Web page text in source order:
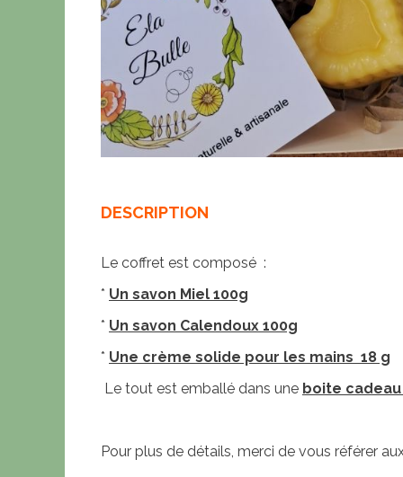
DESCRIPTION
Le coffret est composé :
* Un savon Miel 100g
* Un savon Calendoux 100g
* Une crème solide pour les mains 18 g
Le tout est emballé dans une boite
Pour plus de détails, merci de vous référer